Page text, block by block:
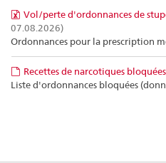
Vol/perte d'ordonnances de
07.08.2026)
Ordonnances pour la prescription
Recettes de narcotiques
Liste d'ordonnances bloquées